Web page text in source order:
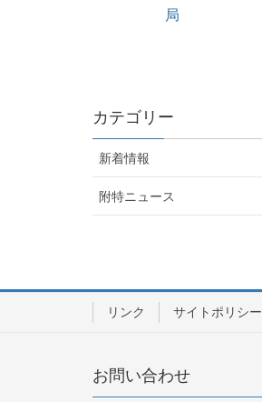
局
カテゴリー
新着情報
附特ニュース
リンク サイトポリシー
お問い合わせ